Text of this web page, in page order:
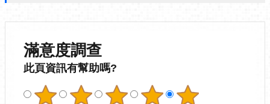
滿意度調查
此頁資訊有幫助嗎?